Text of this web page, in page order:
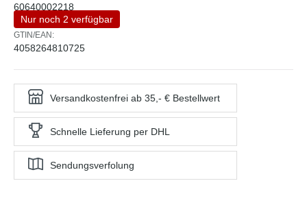
60640002218
Nur noch 2 verfügbar
GTIN/EAN:
4058264810725
Versandkostenfrei ab 35,- € Bestellwert
Schnelle Lieferung per DHL
Sendungsverfolung